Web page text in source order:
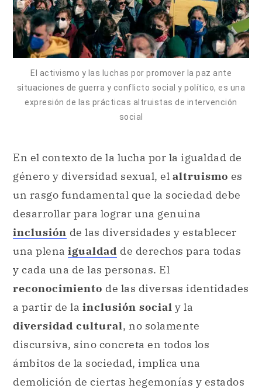
El activismo y las luchas por promover la paz ante
situaciones de guerra y conflicto social y político, es una
expresión de las prácticas altruistas de intervención
social
En el contexto de la lucha por la igualdad de
género y diversidad sexual, el altruismo es
un rasgo fundamental que la sociedad debe
desarrollar para lograr una genuina
inclusión de las diversidades y establecer
una plena igualdad de derechos para todas
y cada una de las personas. El
reconocimiento de las diversas identidades
a partir de la inclusión social y la
diversidad cultural, no solamente
discursiva, sino concreta en todos los
ámbitos de la sociedad, implica una
demolición de ciertas hegemonías y estados